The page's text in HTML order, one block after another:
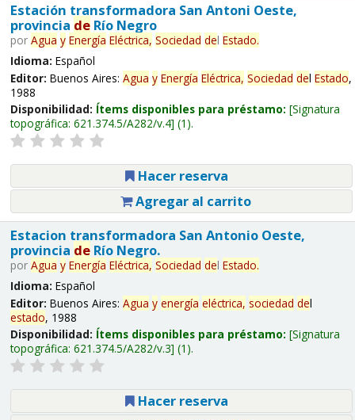
Estación transformadora San Antoni Oeste,
provincia deRío Negro
por Agua y Energía Eléctrica, Sociedad del Estado.
Idioma: Español
Editor: Buenos Aires: Agua y Energía Eléctrica, Sociedad del Estado,
1988
Disponibilidad: Ítems disponibles para préstamo: Signatura
topográfica: 621.374.5/A282/v.4 (1).
Hacer reserva
Agregar al carrito
Estacion transformadora San Antonio Oeste,
provincia deRío Negro.
por Agua y Energía Eléctrica, Sociedad del Estado.
Idioma: Español
Editor: Buenos Aires: Agua y energía eléctrica, sociedad del
estado, 1988
Disponibilidad: Ítems disponibles para préstamo: Signatura
topográfica: 621.374.5/A282/v.3 (1).
Hacer reserva